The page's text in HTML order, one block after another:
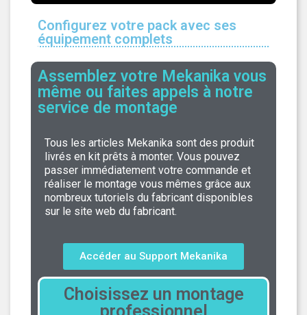
Configurez votre pack avec ses
équipement complets
Assemblez votre Mekanika vous
même ou faites appels à notre
service de montage
Tous les articles Mekanika sont des produit
livrés en kit prêts à monter. Vous pouvez
passer immédiatement votre commande et
réaliser le montage vous mêmes grâce aux
nombreux tutoriels du fabricant disponibles
sur le site web du fabricant.
Accéder au Support Mekanika
Choisissez un montage
professionnel